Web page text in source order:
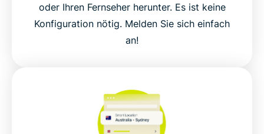
oder Ihren Fernseher herunter. Es ist keine
Konfiguration nötig. Melden Sie sich einfach
an!